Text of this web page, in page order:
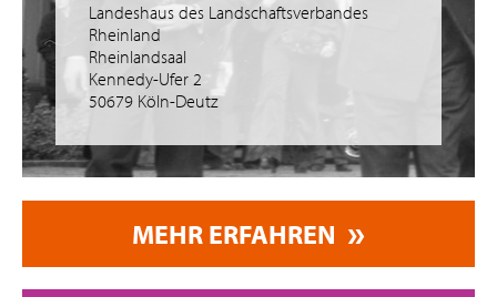
Landeshaus des Landschaftsverbandes
Rheinland
Rheinlandsaal
Kennedy-Ufer 2
50679 Köln-Deutz
MEHR ERFAHREN